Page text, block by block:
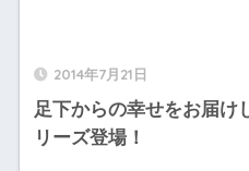
2014年7月21日
足下からの幸せをお届け
リーズ登場！